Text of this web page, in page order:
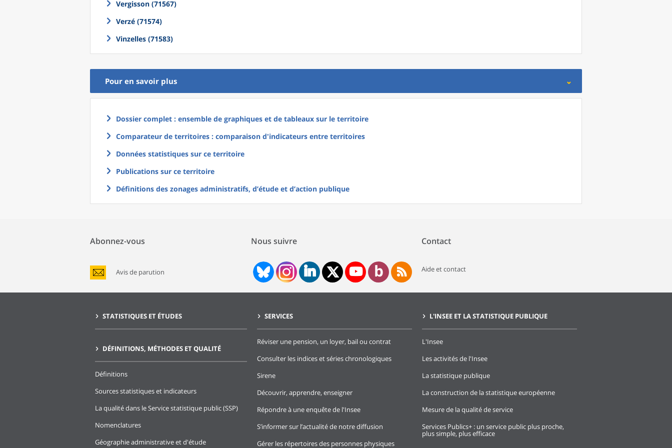
Vergisson (71567)
Verzé (71574)
Vinzelles (71583)
Pour en savoir plus
Dossier complet : ensemble de graphiques et de tableaux sur le territoire
Comparateur de territoires : comparaison d'indicateurs entre territoires
Données statistiques sur ce territoire
Publications sur ce territoire
Définitions des zonages administratifs, d’étude et d’action publique
Abonnez-vous
Avis de parution
Nous suivre Contact
Aide et contact
STATISTIQUES ET ÉTUDES
DÉFINITIONS, MÉTHODES ET QUALITÉ
Définitions
Sources statistiques et indicateurs
La qualité dans le Service statistique public (SSP)
Nomenclatures
Géographie administrative et d'étude
SERVICES
Réviser une pension, un loyer, bail ou contrat
Consulter les indices et séries chronologiques
Sirene
Découvrir, apprendre, enseigner
Répondre à une enquête de l'Insee
S’informer sur l’actualité de notre diffusion
Gérer les répertoires des personnes physiques
L'INSEE ET LA STATISTIQUE PUBLIQUE
L'Insee
Les activités de l'Insee
La statistique publique
La construction de la statistique européenne
Mesure de la qualité de service
Services Publics+ : un service public plus proche,
plus simple, plus efficace